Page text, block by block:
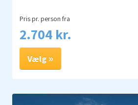
Pris pr. person fra
2.704 kr.
Vælg